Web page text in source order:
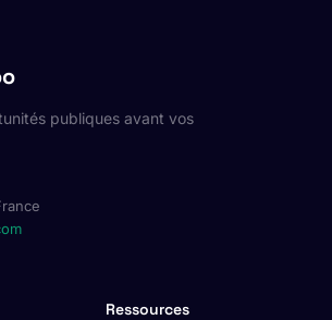
publiques avant vos
Ressources